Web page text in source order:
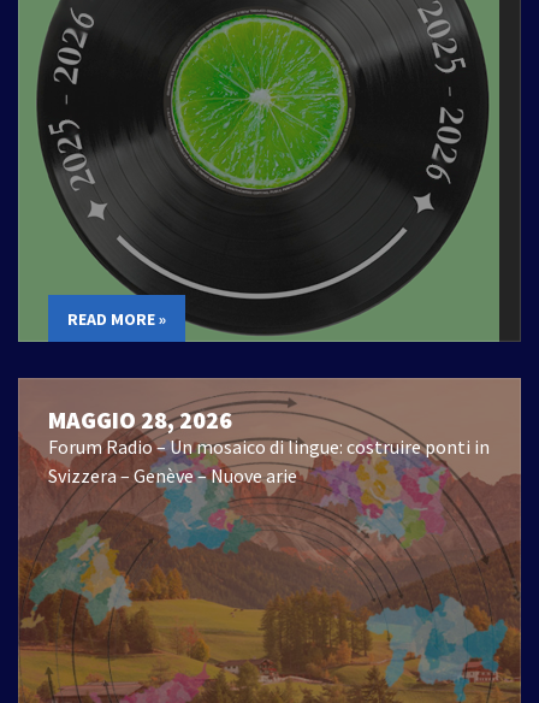
READ MORE »
MAGGIO 28, 2026
Forum Radio – Un mosaico di lingue: costruire ponti in
Svizzera – Genève – Nuove arie